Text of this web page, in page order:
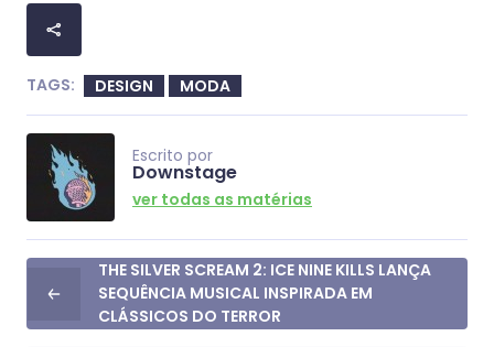
TAGS: DESIGN MODA
Escrito por
Downstage
ver todas as matérias
THE SILVER SCREAM 2: ICE NINE KILLS LANÇA
SEQUÊNCIA MUSICAL INSPIRADA EM
CLÁSSICOS DO TERROR